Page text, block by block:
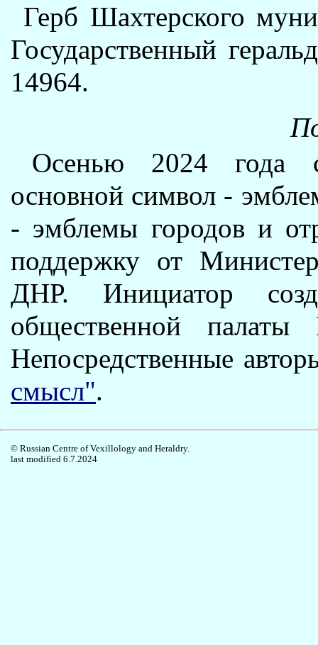
Герб Шахтерского
Государственный
14964.
Осенью 2024 года
основной символ -
- эмблемы городов и
поддержку от
ДНР. Инициатор
общественной
Непосредственные
смысл".
© Russian Centre of Vexillology and Heraldry.
last modified 6.7.2024